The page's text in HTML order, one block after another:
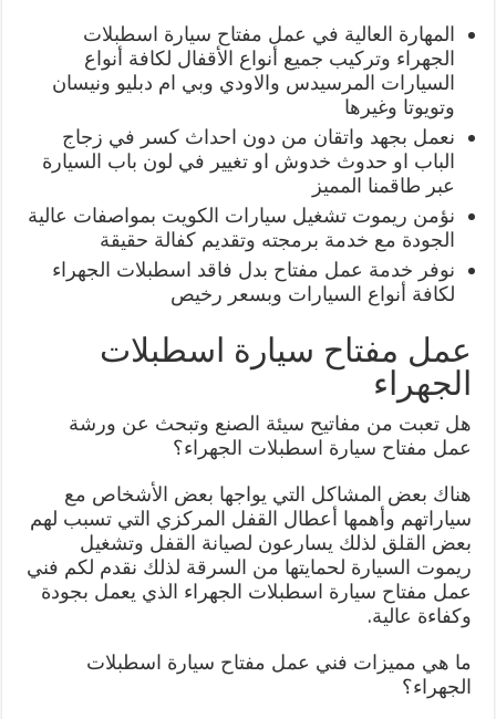
المهارة العالية في عمل مفتاح سيارة اسطبلات
الجهراء وتركيب جميع أنواع الأقفال لكافة أنواع
السيارات المرسيدس والاودي وبي ام دبليو ونيسان
وتويوتا وغيرها
نعمل بجهد واتقان من دون احداث كسر في زجاج
الباب او حدوث خدوش او تغيير في لون باب السيارة
عبر طاقمنا المميز
نؤمن ريموت تشغيل سيارات الكويت بمواصفات عالية
الجودة مع خدمة برمجته وتقديم كفالة حقيقة
نوفر خدمة عمل مفتاح بدل فاقد اسطبلات الجهراء
لكافة أنواع السيارات وبسعر رخيص
عمل مفتاح سيارة اسطبلات
الجهراء
هل تعبت من مفاتيح سيئة الصنع وتبحث عن ورشة
عمل مفتاح سيارة اسطبلات الجهراء؟
هناك بعض المشاكل التي يواجها بعض الأشخاص مع
سياراتهم وأهمها أعطال القفل المركزي التي تسبب لهم
بعض القلق لذلك يسارعون لصيانة القفل وتشغيل
ريموت السيارة لحمايتها من السرقة لذلك نقدم لكم فني
عمل مفتاح سيارة اسطبلات الجهراء الذي يعمل بجودة
وكفاءة عالية.
ما هي مميزات فني عمل مفتاح سيارة اسطبلات
الجهراء؟